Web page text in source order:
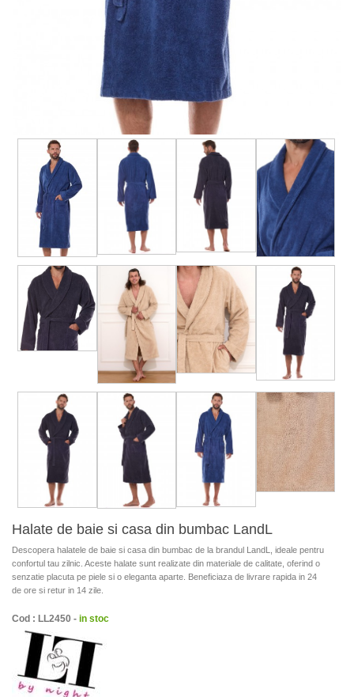
Halate de baie si casa din bumbac LandL
Descopera halatele de baie si casa din bumbac de la brandul LandL, ideale pentru
confortul tau zilnic. Aceste halate sunt realizate din materiale de calitate, oferind o
senzatie placuta pe piele si o eleganta aparte. Beneficiaza de livrare rapida in 24
de ore si retur in 14 zile.
Cod : LL2450 - in stoc